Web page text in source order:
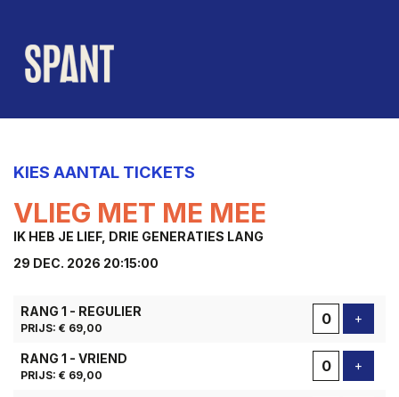
KIES AANTAL TICKETS
VLIEG MET ME MEE
IK HEB JE LIEF, DRIE GENERATIES LANG
29 DEC. 2026 20:15:00
RANG 1 - REGULIER
PRIJS: € 69,00
+
RANG 1 - VRIEND
PRIJS: € 69,00
+